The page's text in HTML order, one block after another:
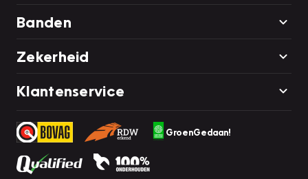
Banden
Zekerheid
Klantenservice
GroenGedaan!